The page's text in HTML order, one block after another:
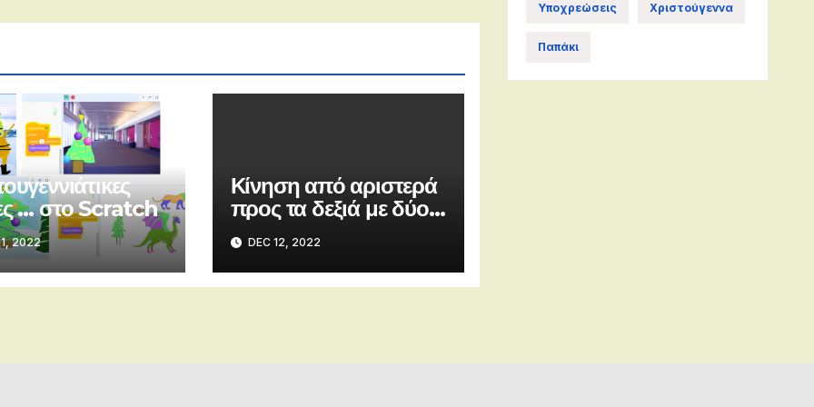
… στο Scratch
2022
Κίνηση από αριστερά
προς τα δεξιά με δύο
τρόπους
DEC 12, 2022
Υποχρεώσεις Χριστούγεννα
Παπάκι